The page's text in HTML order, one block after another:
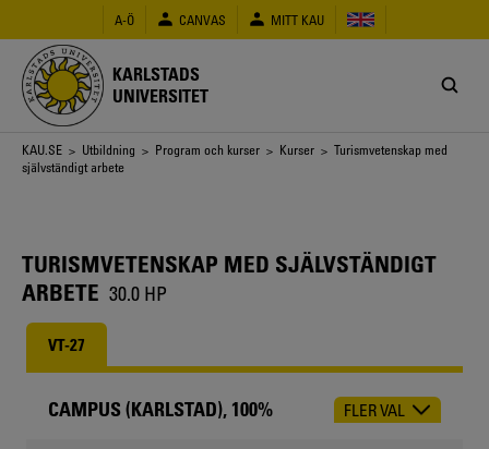
huvudinnehåll
A-Ö CANVAS MITT KAU
KARLSTADS
UNIVERSITET
Länkstig
KAU.SE > Utbildning > Program och kurser > Kurser > Turismvetenskap med
självständigt arbete
TURISMVETENSKAP MED SJÄLVSTÄNDIGT
ARBETE 30.0 HP
VT-27
CHOOSE
CAMPUS (KARLSTAD), 100% FLER VAL